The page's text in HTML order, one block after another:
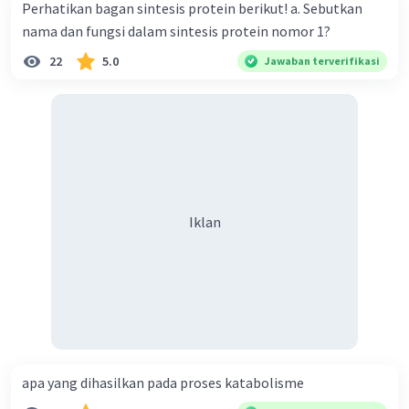
Perhatikan bagan sintesis protein berikut! a. Sebutkan
nama dan fungsi dalam sintesis protein nomor 1?
22 5.0 Jawaban terverifikasi
Iklan
apa yang dihasilkan pada proses katabolisme